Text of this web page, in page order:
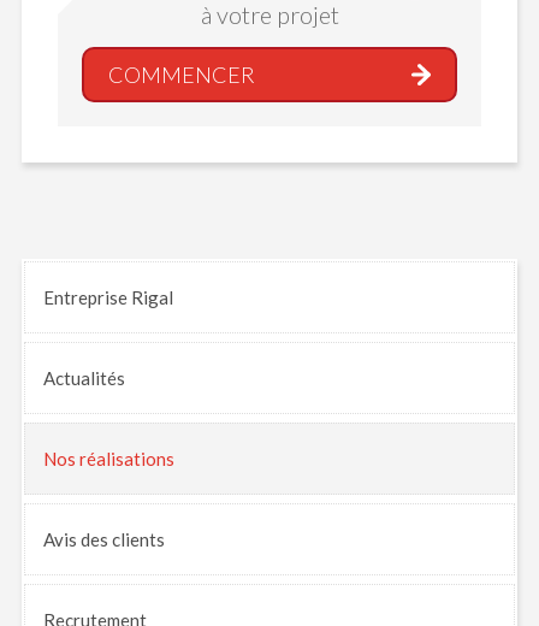
à votre projet
COMMENCER
Entreprise Rigal
Actualités
Nos réalisations
Avis des clients
Recrutement